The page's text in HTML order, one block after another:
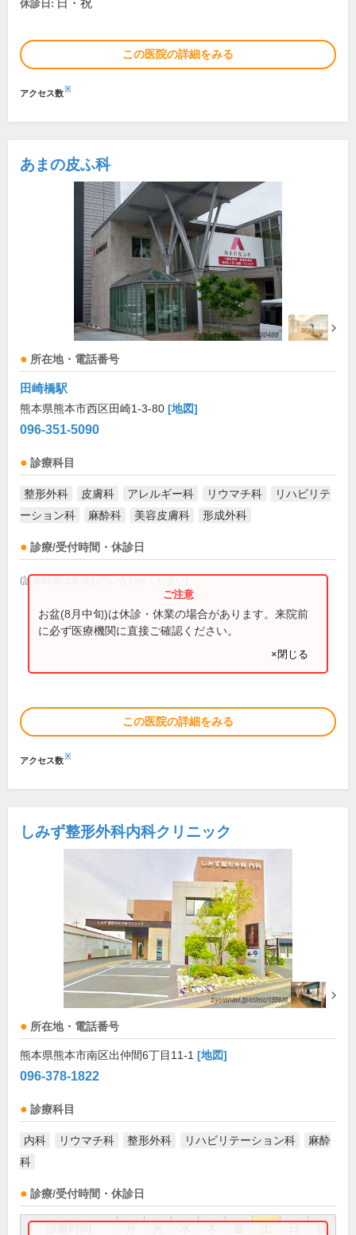
休診日: 日・祝
この医院の詳細をみる
アクセス数※
あまの皮ふ科
所在地・電話番号
田崎橋駅
熊本県熊本市西区田崎1-3-80 [地図]
096-351-5090
診療科目
整形外科 皮膚科 アレルギー科 リウマチ科
リハビリテ
ーション科
麻酔科 美容皮膚科 形成外科
診療/受付時間・休診日
(診療時間は直接お問い合わせください)
お盆(8月中旬)は休診・休業の場合があります。来院前
に必ず医療機関に直接ご確認ください。
×閉じる
この医院の詳細をみる
アクセス数※
しみず整形外科内科クリニック
所在地・電話番号
熊本県熊本市南区出仲間6丁目11-1 [地図]
096-378-1822
診療科目
内科 リウマチ科 整形外科 リハビリテーション科
麻酔
科
診療/受付時間・休診日
祝